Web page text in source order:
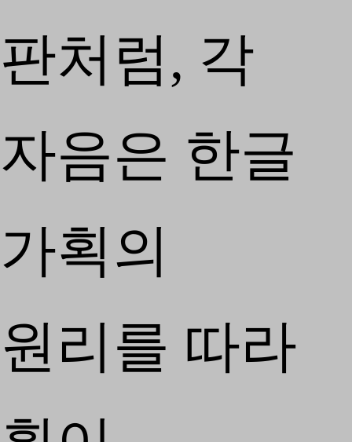
판처럼, 각
자음은 한글
가획의
원리를 따라